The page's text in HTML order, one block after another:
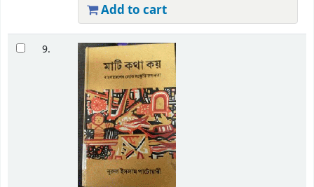
Add to cart
9.